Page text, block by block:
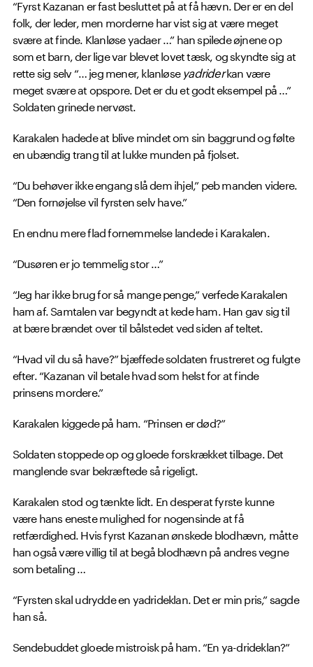
“Fyrst Kazanan er fast besluttet på at få hævn. Der er en del
folk, der leder, men morderne har vist sig at være meget
svære at finde. Klanløse yadaer …” han spilede øjnene op
som et barn, der lige var blevet lovet tæsk, og skyndte sig at
rette sig selv “… jeg mener, klanløseyadriderkan være
meget svære at opspore. Det er du et godt eksempel på …”
Soldaten grinede nervøst.
Karakalen hadede at blive mindet om sin baggrund og følte
en ubændig trang til at lukke munden på fjolset.
“Du behøver ikke engang slå dem ihjel,” peb manden videre.
“Den fornøjelse vil fyrsten selv have.”
En endnu mere flad fornemmelse landede i Karakalen.
“Dusøren er jo temmelig stor …”
“Jeg har ikke brug for så mange penge,” verfede Karakalen
ham af. Samtalen var begyndt at kede ham. Han gav sig til
at bære brændet over til bålstedet ved siden af teltet.
“Hvad vil du så have?” bjæffede soldaten frustreret og fulgte
efter. “Kazanan vil betale hvad som helst for at finde
prinsens mordere.”
Karakalen kiggede på ham. “Prinsen er død?”
Soldaten stoppede op og gloede forskrækket tilbage. Det
manglende svar bekræftede så rigeligt.
Karakalen stod og tænkte lidt. En desperat fyrste kunne
være hans eneste mulighed for nogensinde at få
retfærdighed. Hvis fyrst Kazanan ønskede blodhævn, måtte
han også være villig til at begå blodhævn på andres vegne
som betaling …
“Fyrsten skal udrydde en yadrideklan. Det er min pris,” sagde
han så.
Sendebuddet gloede mistroisk på ham. “En ya-drideklan?”